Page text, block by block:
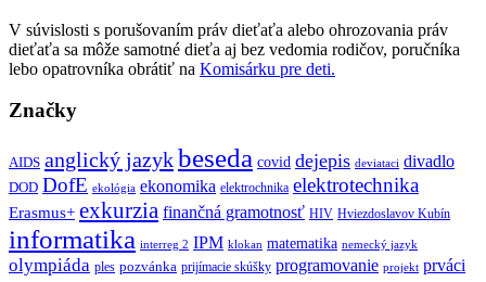
V súvislosti s porušovaním práv dieťaťa alebo ohrozovania práv
dieťaťa sa môže samotné dieťa aj bez vedomia rodičov, poručníka
lebo opatrovníka obrátiť na Komisárku pre deti.
Značky
AIDS anglický jazykbeseda covid dejepis deviataci divadlo
DOD DofE ekológia ekonomika elektrochnika elektrotechnika
Erasmus+ exkurzia finančná gramotnosť HIV Hviezdoslavov Kubín
informatika interreg 2 IPM klokan matematika nemecký jazyk
olympiáda ples pozvánka prijímacie skúšky programovanie projekt prváci